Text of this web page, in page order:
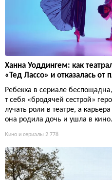
Ханна Уоддингем: как
«Тед Лассо» и отказалась от
Ребекка в сериале
т себя «бродячей сестрой»
лучать роли в театре, а
она родила дочь и ушла в кино.
Кино и сериалы 2 778